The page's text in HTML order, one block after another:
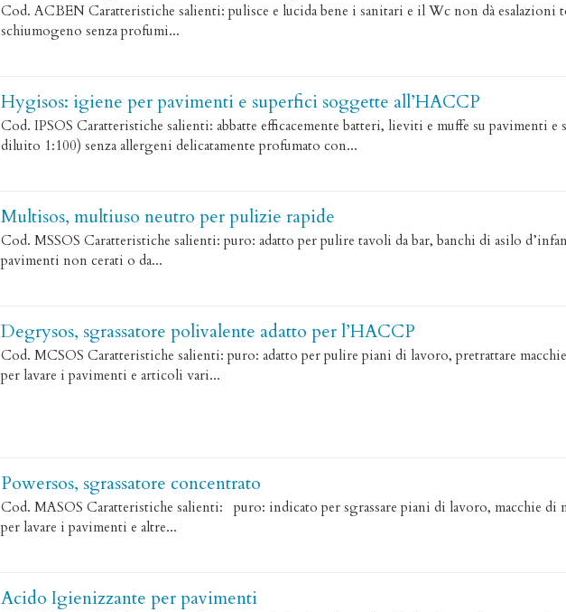
Cod. ACBEN Caratteristiche salienti: pulisce e lucida bene i sanitari e il Wc non dà esalazioni
schiumogeno senza profumi...
Hygisos: igiene per pavimenti e superfici soggette all’HACCP
Cod. IPSOS Caratteristiche salienti: abbatte efficacemente batteri, lieviti e muffe su pavimenti
diluito 1:100) senza allergeni delicatamente profumato con...
Multisos, multiuso neutro per pulizie rapide
Cod. MSSOS Caratteristiche salienti: puro: adatto per pulire tavoli da bar, banchi di asilo
pavimenti non cerati o da...
Degrysos, sgrassatore polivalente adatto per l’HACCP
Cod. MCSOS Caratteristiche salienti: puro: adatto per pulire piani di lavoro, pretrattare
per lavare i pavimenti e articoli vari...
Powersos, sgrassatore concentrato
Cod. MASOS Caratteristiche salienti: puro: indicato per sgrassare piani di lavoro, macchie
per lavare i pavimenti e altre...
Acido Igienizzante per pavimenti